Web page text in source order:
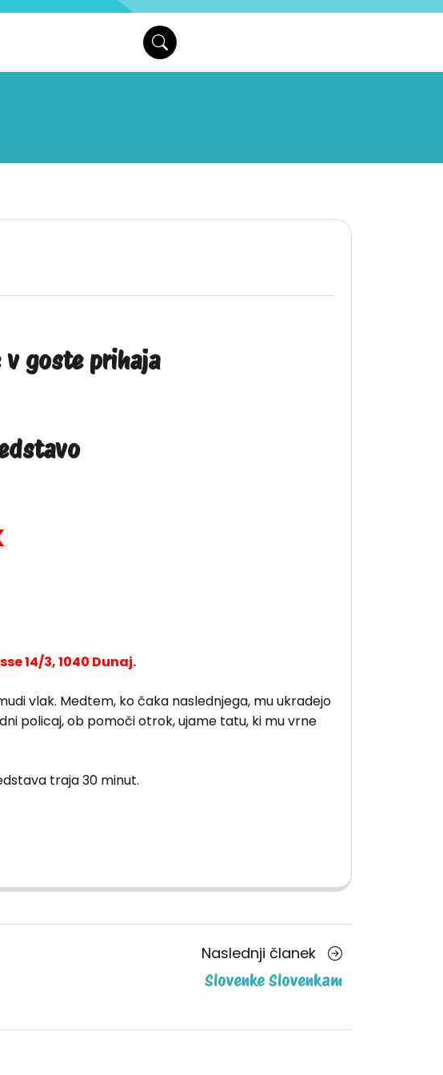
v goste prihaja
14/3, 1040 Dunaj.
vlak. Medtem, ko čaka naslednjega, mu ukradejo
policaj, ob pomoči otrok, ujame tatu, ki mu vrne
traja 30 minut.
Naslednji članek Naslednji
članek
Slovenke Slovenkam